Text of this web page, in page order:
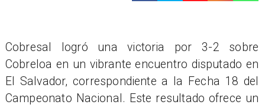
Cobresal logró una victoria por 3-2 sobre
Cobreloa en un vibrante encuentro disputado en
El Salvador, correspondiente a la Fecha 18 del
Campeonato Nacional. Este resultado ofrece un